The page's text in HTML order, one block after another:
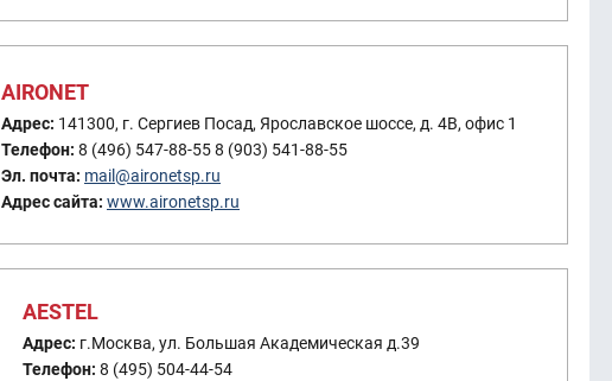
AIRONET
Адрес: 141300, г. Сергиев Посад, Ярославское шоссе, д. 4В, офис 1
Телефон: 8 (496) 547-88-55 8 (903) 541-88-55
Эл. почта: mail@aironetsp.ru
Адрес сайта: www.aironetsp.ru
AESTEL
Адрес: г.Москва, ул. Большая Академическая д.39
Телефон: 8 (495) 504-44-54